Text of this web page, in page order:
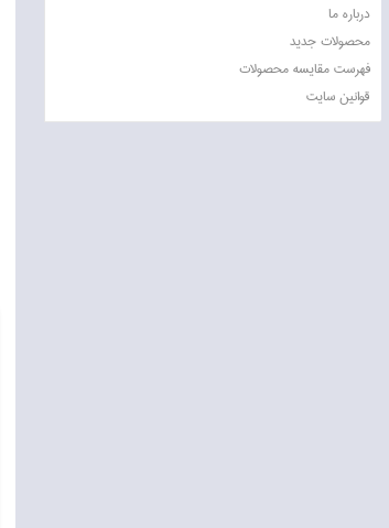
درباره ما
محصولات جدید
فهرست مقایسه محصولات
قوانين سايت